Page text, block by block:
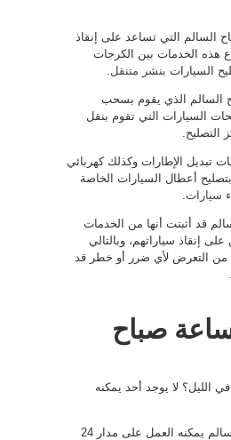
السالم التي تساعد على إنقاذ
هذه الخدمات بين الكرجات
السيارات بنشر متنقل
السالم الذي يقوم بسحب
السيارات التي تقوم بنقل
التصليح.
تبديل الإطارات وكذلك كهربائي
أعطال السيارات الخاصة
سيارات
قد أثبتت أنها من الخدمات
إنقاذ سياراتهم، وبالتالي
التعرض لأي ضرر أو خطر قد
24 ساعة صباح
الليل؟ لا يوجد أحد يمكنه
نجد أن ونش صباح السالم يمكنه العمل على مدار 24